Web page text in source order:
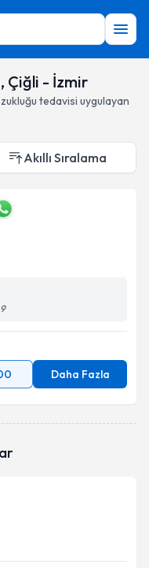
Çiğli - İzmir
tedavisi uygulayan
Akıllı Sıralama
Daha Fazla